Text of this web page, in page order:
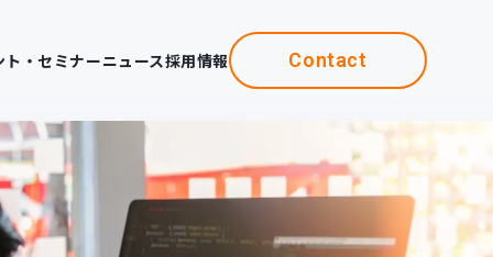
ト・セミナーニュース採用情報 Contact